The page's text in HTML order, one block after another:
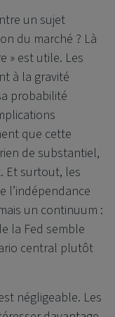
un sujet
du marché ? Là
» est utile. Les
à la gravité
probabilité
que cette
de substantiel,
Et surtout, les
l’indépendance
un continuum :
la Fed semble
central plutôt
négligeable. Les